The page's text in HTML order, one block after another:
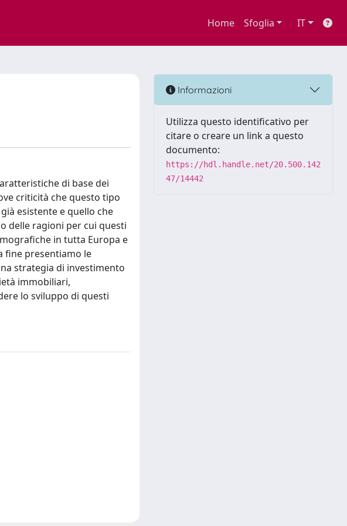
Home Sfoglia IT
di base dei
criticità che questo tipo
esistente e quello che
delle ragioni per cui questi
in tutta Europa e
fine presentiamo le
strategia di investimento
immobiliari,
lo sviluppo di questi
Informazioni
Utilizza questo identificativo per
citare o creare un link a questo
documento:
https://hdl.handle.net/20.500.142
47/14442